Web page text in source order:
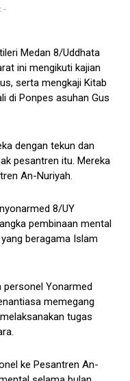
-
Medan 8/Uddhata
ini mengikuti kajian
serta mengkaji Kitab
di Ponpes asuhan Gus
dengan tekun dan
pesantren itu. Mereka
An-Nuriyah.
8/UY
pembinaan mental
beragama Islam
personel Yonarmed
memegang
tugas
ke Pesantren An-